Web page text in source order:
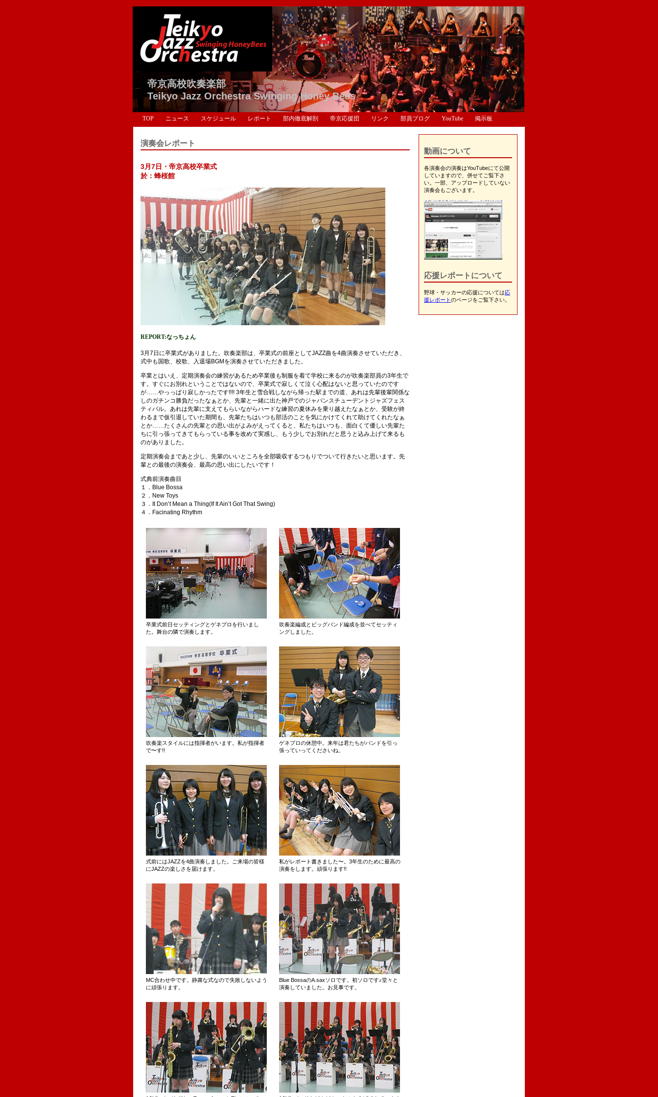
帝京高校吹奏楽部
Teikyo Jazz Orchestra Swinging Honey Bees
TOP ニュース スケジュール レポート 部内徹底解剖 帝京応援団 リンク 部員ブログ YouTube 掲示板
動画について
各演奏会の演奏はYouTubeにて公開
していますので、併せてご覧下さ
い。一部、アップロードしていない
演奏会もございます。
応援レポートについて
野球・サッカーの応援については応
援レポートのページをご覧下さい。
演奏会レポート
3月7日・帝京高校卒業式
於：蜂桜館
REPORT:なっちょん
3月7日に卒業式がありました。吹奏楽部は、卒業式の前座としてJAZZ曲を4曲演奏させていただき、
式中も国歌、校歌、入退場BGMを演奏させていただきました。
卒業とはいえ、定期演奏会の練習があるため卒業後も制服を着て学校に来るのが吹奏楽部員の3年生で
す。すぐにお別れということではないので、卒業式で寂しくて泣く心配はないと思っていたのです
が……やっっぱり寂しかったです!!!! 3年生と雪合戦しながら帰った駅までの道、あれは先輩後輩関係な
しのガチンコ勝負だったなぁとか、先輩と一緒に出た神戸でのジャパンスチューデントジャズフェス
ティバル。あれは先輩に支えてもらいながらハードな練習の夏休みを乗り越えたなぁとか、受験が終
わるまで仮引退していた期間も、先輩たちはいつも部活のことを気にかけてくれて助けてくれたなぁ
とか……たくさんの先輩との思い出がよみがえってくると、私たちはいつも、面白くて優しい先輩た
ちに引っ張ってきてもらっている事を改めて実感し、もう少しでお別れだと思うと込み上げて来るも
のがありました。
定期演奏会まであと少し、先輩のいいところを全部吸収するつもりでついて行きたいと思います。先
輩との最後の演奏会、最高の思い出にしたいです！
式典前演奏曲目
１．Blue Bossa
２．New Toys
３．It Don’t Mean a Thing(If It Ain’t Got That Swing)
４．Facinating Rhythm
卒業式前日セッティングとゲネプロを行いまし
た。舞台の隣で演奏します。
吹奏楽編成とビッグバンド編成を並べてセッティ
ングしました。
吹奏楽スタイルには指揮者がいます。私が指揮者
で〜す!!
ゲネプロの休憩中。来年は君たちがバンドを引っ
張っていってくださいね。
式前にはJAZZを4曲演奏しました。ご来場の皆様
にJAZZの楽しさを届けます。
私がレポート書きました〜。3年生のために最高の
演奏をします。頑張ります!!
MC合わせ中です。静粛な式なので失敗しないよう
に頑張ります。
Blue BossaのA.saxソロです。初ソロです♪堂々と
演奏していました。お見事です。